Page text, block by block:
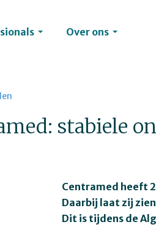
Over ons
stabiele
Centramed heeft
Daarbij laat zij
Dit is tijdens de